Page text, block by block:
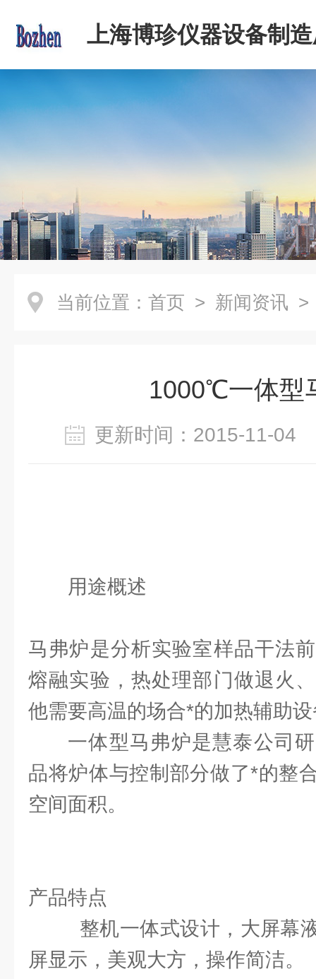
上海博珍仪器设备制
当前位置： 首页 > 新闻资讯 >
1000℃一体型
更新时间：2015-11-
用途概述
马弗炉是分析实验室样品干法
熔融实验，热处理部门做退火
他需要高温的场合*的加热辅助
一体型马弗炉是慧泰公司
品将炉体与控制部分做了*的整
空间面积。
产品特点
整机一体式设计，大屏幕
屏显示，美观大方，操作简洁。